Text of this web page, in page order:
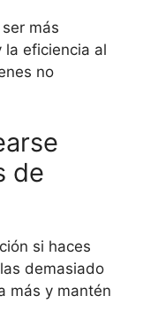
más
la eficiencia al
no
de
si haces
demasiado
más y mantén